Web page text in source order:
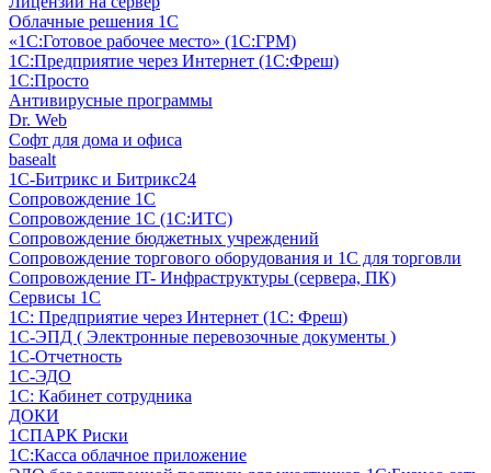
Облачные решения 1С
«1C:Готовое рабочее место» (1С:ГРМ)
1С:Предприятие через Интернет (1С:Фреш)
1С:Просто
Антивирусные программы
Dr. Web
Софт для дома и офиса
basealt
1С-Битрикс и Битрикс24
Сопровождение 1С
Сопровождение 1С (1С:ИТС)
Сопровождение бюджетных учреждений
Сопровождение торгового оборудования и 1С для торговли
Сопровождение IT- Инфраструктуры (сервера, ПК)
Сервисы 1С
1С: Предприятие через Интернет (1С: Фреш)
1С-ЭПД ( Электронные перевозочные документы )
1С-Отчетность
1С-ЭДО
1С: Кабинет сотрудника
ДОКИ
1СПАРК Риски
1С:Касса облачное приложение